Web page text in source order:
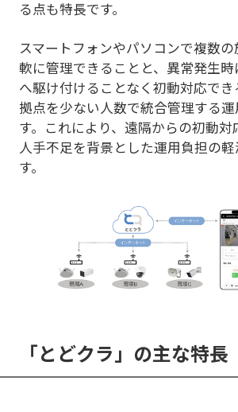
る点も特長です。
スマートフォンやパソコンで複数
軟に管理できることと、異常発生
へ駆け付けることなく初動対応で
拠点を少ない人数で統合管理する
す。これにより、遠隔からの初動対
人手不足を背景とした運用負担の
す。
「とどクラ」の主な特長